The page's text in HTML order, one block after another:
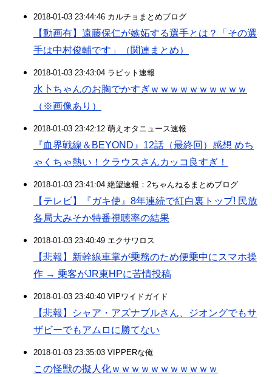
2018-01-03 23:44:46 カルチョまとめブログ
【動画有】遠藤保仁が嫉妬する選手とは？「その選
手は中村俊輔です」（関連まとめ）
2018-01-03 23:43:04 ラビット速報
水卜ちゃんのお胸でかすぎｗｗｗｗｗｗｗｗｗｗ
（※画像あり）
2018-01-03 23:42:12 萌えオタニュース速報
『血界戦線＆BEYOND』12話（最終回）感想 めち
ゃくちゃ熱い！クラウスさんカッコ良すぎ！
2018-01-03 23:41:04 絶望速報：2ちゃんねるまとめブログ
【テレビ】『ガキ使』8年連続で紅白裏トップ! 民放
各局大みそか特番視聴率の結果
2018-01-03 23:40:49 エクサワロス
【悲報】新幹線車掌が乗務のため便乗中にスマホ操
作 → 乗客がJR東HPに苦情投稿
2018-01-03 23:40:40 VIPワイドガイド
【悲報】シャア・アズナブルさん、ジオングでもサ
ザビーでもアムロに勝てない
2018-01-03 23:35:03 VIPPERな俺
この怪獣の擬人化ｗｗｗｗｗｗｗｗｗｗｗ